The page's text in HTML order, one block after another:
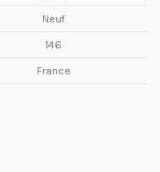
Neuf
146
France